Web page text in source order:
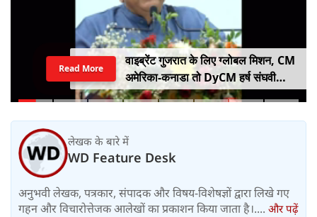
वाइब्रेंट गुजरात के लिए ग्लोबल मिशन, CM
अमेरिका-कनाडा तो DyCM हर्ष संघवी
संभालेंगे जापान-यूरोप का मोर्चा
Read More
लेखक के बारे में
WD Feature Desk
अनुभवी लेखक, पत्रकार, संपादक और विषय-विशेषज्ञों द्वारा लिखे गए
गहन और विचारोत्तेजक आलेखों का प्रकाशन किया जाता है।.... और पढ़ें